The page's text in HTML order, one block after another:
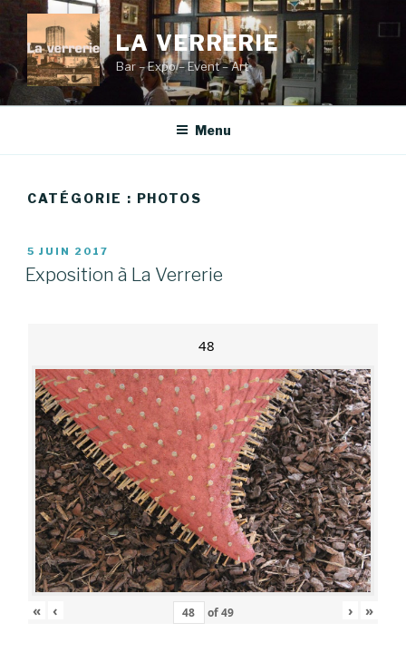
contenu
principal
LA VERRERIE
Bar – Expo – Event – Art
Menu
CATÉGORIE : PHOTOS
PUBLIÉ
LE
5 JUIN 2017
Exposition à La Verrerie
48
« ‹ of49 › »